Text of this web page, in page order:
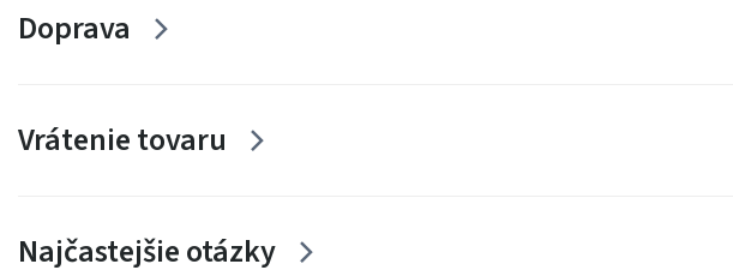
Doprava
Vrátenie tovaru
Najčastejšie otázky